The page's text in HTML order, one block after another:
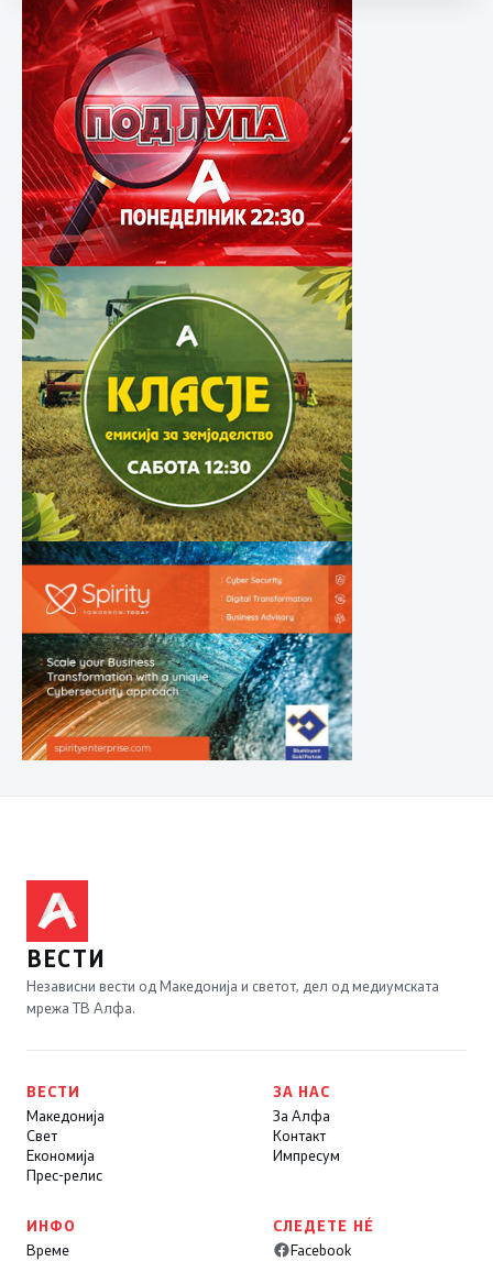
ВЕСТИ
Независни вести од Македонија и светот, дел од медиумската
мрежа ТВ Алфа.
ВЕСТИ
Македонија
Свет
Економија
Прес-релис
ЗА НАС
За Алфа
Контакт
Импресум
ИНФО
Време
СЛЕДЕТЕ НÉ
Facebook